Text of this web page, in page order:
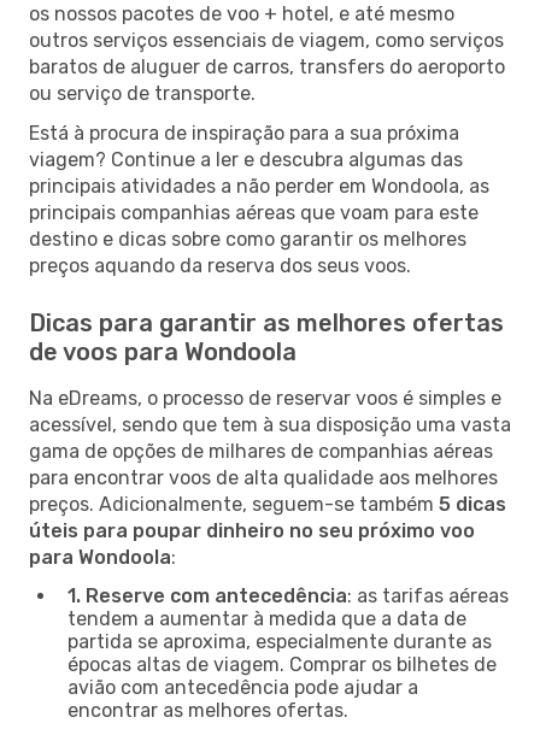
os nossos pacotes de voo + hotel, e até mesmo
outros serviços essenciais de viagem, como serviços
baratos de aluguer de carros, transfers do aeroporto
ou serviço de transporte.
Está à procura de inspiração para a sua próxima
viagem? Continue a ler e descubra algumas das
principais atividades a não perder em Wondoola, as
principais companhias aéreas que voam para este
destino e dicas sobre como garantir os melhores
preços aquando da reserva dos seus voos.
Dicas para garantir as melhores ofertas
de voos para Wondoola
Na eDreams, o processo de reservar voos é simples e
acessível, sendo que tem à sua disposição uma vasta
gama de opções de milhares de companhias aéreas
para encontrar voos de alta qualidade aos melhores
preços. Adicionalmente, seguem-se também 5 dicas
úteis para poupar dinheiro no seu próximo voo
para Wondoola:
1. Reserve com antecedência: as tarifas aéreas
tendem a aumentar à medida que a data de
partida se aproxima, especialmente durante as
épocas altas de viagem. Comprar os bilhetes de
avião com antecedência pode ajudar a
encontrar as melhores ofertas.